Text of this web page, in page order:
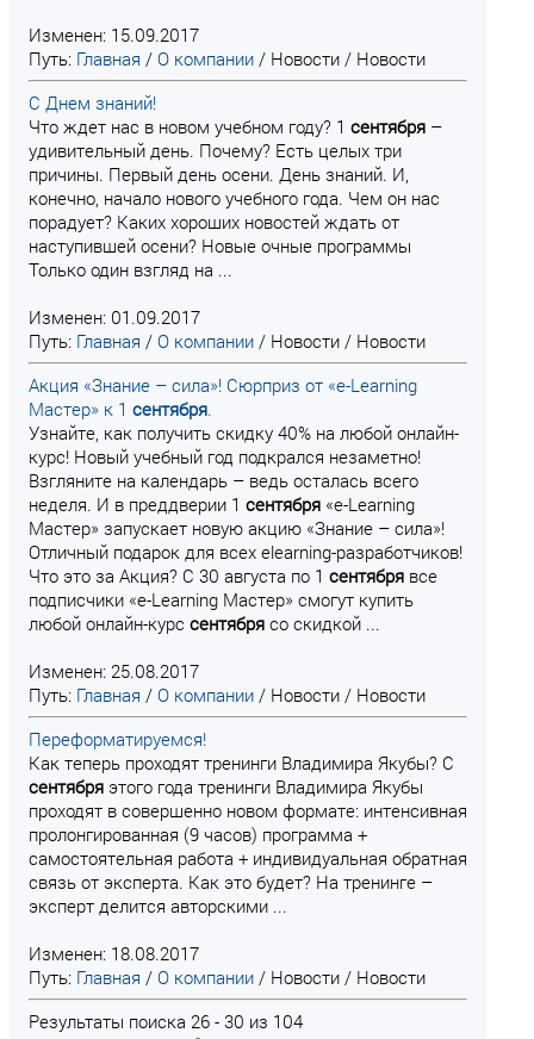
Изменен: 15.09.2017
Путь: Главная / О компании / Новости / Новости
С Днем знаний!
Что ждет нас в новом учебном году? 1 сентября –
удивительный день. Почему? Есть целых три
причины. Первый день осени. День знаний. И,
конечно, начало нового учебного года. Чем он нас
порадует? Каких хороших новостей ждать от
наступившей осени? Новые очные программы
Только один взгляд на ...
Изменен: 01.09.2017
Путь: Главная / О компании / Новости / Новости
Акция «Знание – сила»! Сюрприз от «e-Learning
Мастер» к 1 сентября.
Узнайте, как получить скидку 40% на любой онлайн-
курс! Новый учебный год подкрался незаметно!
Взгляните на календарь – ведь осталась всего
неделя. И в преддверии 1 сентября «e-Learning
Мастер» запускает новую акцию «Знание – сила»!
Отличный подарок для всех elearning-разработчиков!
Что это за Акция? С 30 августа по 1 сентября все
подписчики «e-Learning Мастер» смогут купить
любой онлайн-курс сентября со скидкой ...
Изменен: 25.08.2017
Путь: Главная / О компании / Новости / Новости
Переформатируемся!
Как теперь проходят тренинги Владимира Якубы? С
сентября этого года тренинги Владимира Якубы
проходят в совершенно новом формате: интенсивная
пролонгированная (9 часов) программа +
самостоятельная работа + индивидуальная обратная
связь от эксперта. Как это будет? На тренинге –
эксперт делится авторскими ...
Изменен: 18.08.2017
Путь: Главная / О компании / Новости / Новости
Результаты поиска 26 - 30 из 104